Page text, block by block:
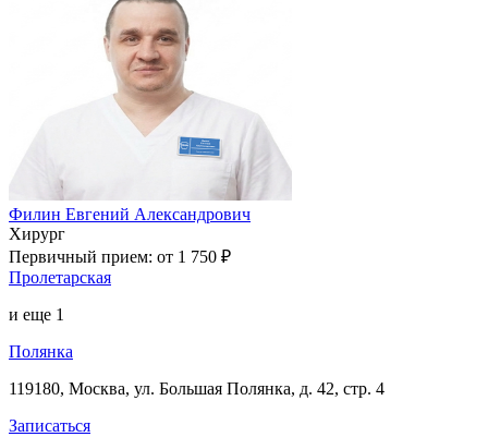
Филин Евгений Александрович
Хирург
Первичный прием: от 1 750 ₽
Пролетарская
и еще 1
Полянка
119180, Москва, ул. Большая Полянка, д. 42, стр. 4
Записаться